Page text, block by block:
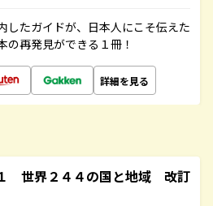
したガイドが、日本人にこそ伝えた
の再発見ができる１冊！
詳細を見る
世界２４４の国と地域 改訂